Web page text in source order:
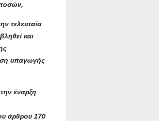
τελευταία
και
υπαγωγής
έναρξη
άρθρου 170